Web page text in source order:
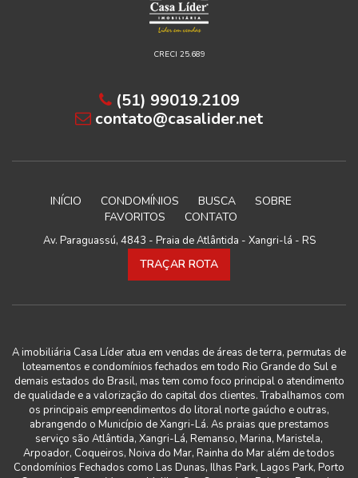
CRECI 25.689
(51) 99019.2109
contato@casalider.net
INÍCIO CONDOMÍNIOS BUSCA
SOBRE
FAVORITOS
CONTATO
Av. Paraguassú, 4843 - Praia de Atlântida - Xangri-lá - RS
TRAÇAR ROTA
A imobiliária Casa Líder atua em vendas de áreas de terra, permutas de
loteamentos e condomínios fechados em todo Rio Grande do Sul e
demais estados do Brasil, mas tem como foco principal o atendimento
de qualidade e a valorização do capital dos clientes. Trabalhamos com
os principais empreendimentos do litoral norte gaúcho e outras,
abrangendo o Município de Xangri-Lá. As praias que prestamos
serviço são Atlântida, Xangri-Lá, Remanso, Marina, Maristela,
Arpoador, Coqueiros, Noiva do Mar, Rainha do Mar além de todos
Condomínios Fechados como Las Dunas, Ilhas Park, Lagos Park, Porto